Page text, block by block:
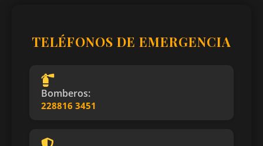
TELÉFONOS DE EMERGENCIA
Bomberos:
228816 3451